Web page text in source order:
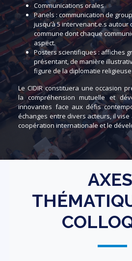
Communications orales
Panels : communication de
jusqu’à 5 intervenant.e.s autour
commune dont chaque
aspect.
Posters scientifiques : affiches
présentant, de manière
figure de la diplomatie
Le CIDIR constituera une occasion
la compréhension mutuelle et
innovantes face aux défis
échanges entre divers acteurs, il
coopération internationale et le
AXES